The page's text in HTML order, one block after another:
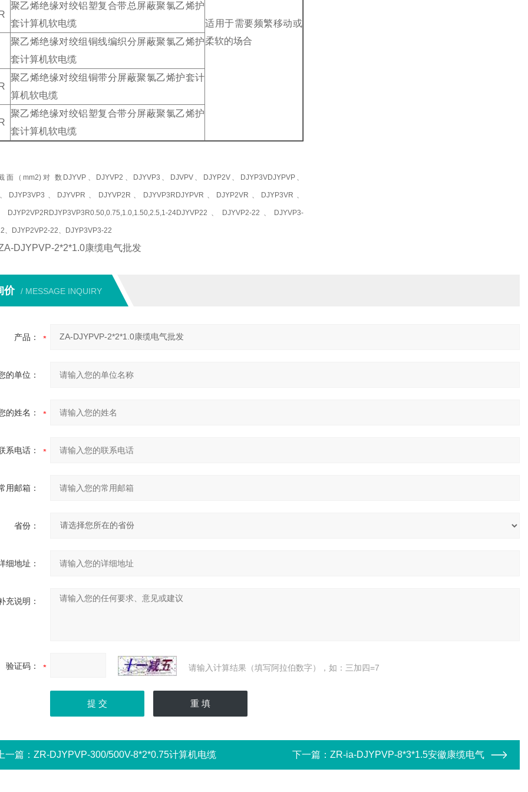
适用于需要频繁移动或
柔软的场合
聚乙烯绝缘对绞铝塑复合带总屏蔽聚氯乙烯护
套计算机软电缆
聚乙烯绝缘对绞组铜线编织分屏蔽聚氯乙烯护
套计算机软电缆
聚乙烯绝缘对绞组铜带分屏蔽聚氯乙烯护套计
算机软电缆
聚乙烯绝缘对绞铝塑复合带分屏蔽聚氯乙烯护
套计算机软电缆
（mm2)对 数DJYVP、DJYVP2、DJYVP3、DJVPV、DJYP2V、DJYP3VDJYPVP、
DJYP3VP3、DJYVPR、DJYVP2R、DJYVP3RDJYPVR、DJYP2VR、DJYP3VR、
DJYP2VP2RDJYP3VP3R0.50,0.75,1.0,1.50,2.5,1-24DJYVP22、DJYVP2-22、DJYVP3-
、DJYP2VP2-22、DJYP3VP3-22
DJYPVP-2*2*1.0康缆电气批发
价 / MESSAGE INQUIRY
产品：
的单位：
的姓名：
系电话：
用邮箱：
省份：
细地址：
充说明：
验证码： 请输入计算结果（填写阿拉伯数字），如：三加四=7
一篇： ZR-DJYPVP-300/500V-8*2*0.75计算机电缆 下一篇： ZR-ia-DJYPVP-8*3*1.5安徽康缆电气